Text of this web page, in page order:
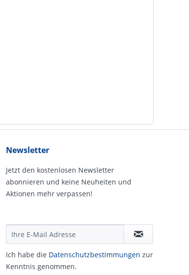
Newsletter
Jetzt den kostenlosen Newsletter
abonnieren und keine Neuheiten und
Aktionen mehr verpassen!
Ich habe die Daten­schutz­be­stim­mungen zur
Kennt­nis genommen.